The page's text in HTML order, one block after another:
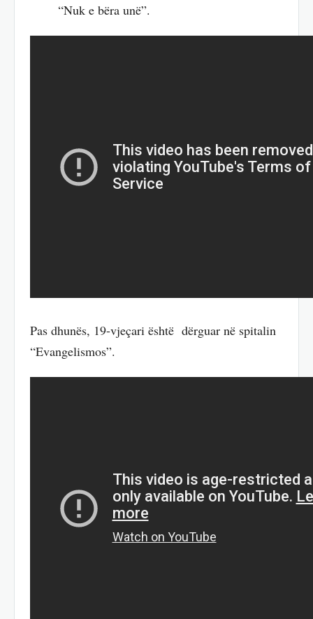
“Nuk e bëra unë”.
Pas dhunës, 19-vjeçari është dërguar në spitalin
“Evangelismos”.